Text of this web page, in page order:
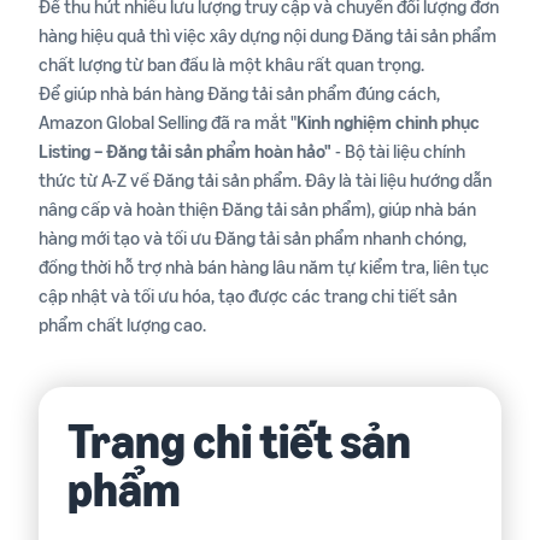
Hướng
dẫn
Nhà
bán
hàng
mới
Thư viện kiến thức bán
hàng
Cẩm nang hướng dẫn toàn
diện
hàng bởi Amazon
Đăng ký thương hiệu
Amazon Brand Registry -
dẫn
lập kế
hoạch
Lập kế hoạch kinh
doanh
Định hướng kế hoạch qua 5
Lập kế hoạch tài chính
doanh thu
Dự kiến doanh thu và tối ưu
Bảng kế hoạch doanh
thu và chi phí
Biểu mẫu P&L chi tiết
Tăng
doanh
thu
Công cụ khuyến mãi
(Coupon, Deal)
Công cụ tạo và quản lý
chương trình khuyến mãi
Quảng cáo trên
Chương trình Bệ phóng
tăng trưởng Turbo
Đào tạo chuyên sâu cho Nhà
bán hàng từ năm 2
Thanh toán
Dịch vụ hỗ trợ thanh toán và
tài chính
Xem tất cả dịch vụ
Công
cụ
Trình khám phá cơ hội
sản phẩm
Nội dung A+
Nâng cao trang sản phẩm
với video, hình ảnh, biểu đồ
so sánh,...
biến
Blog
Chia sẻ kiến thức và bí quyết
bán hàng
Tin
tức
- Sự
kiện
Global Selling
Tin tức
Cập nhật chính sách và
Ưu
đãi
10%
Đăng
ký
Để thu hút nhiều lưu lượng truy cập và chuyển đổi lượng đơn
hàng hiệu quả thì việc xây dựng nội dung Đăng tải sản phẩm
chất lượng từ ban đầu là một khâu rất quan trọng.
Để giúp nhà bán hàng Đăng tải sản phẩm đúng cách,
Amazon Global Selling đã ra mắt "Kinh nghiệm chinh phục
Listing – Đăng tải sản phẩm hoàn hảo" - Bộ tài liệu chính
thức từ A-Z về Đăng tải sản phẩm. Đây là tài liệu hướng dẫn
nâng cấp và hoàn thiện Đăng tải sản phẩm), giúp nhà bán
hàng mới tạo và tối ưu Đăng tải sản phẩm nhanh chóng,
đồng thời hỗ trợ nhà bán hàng lâu năm tự kiểm tra, liên tục
cập nhật và tối ưu hóa, tạo được các trang chi tiết sản
phẩm chất lượng cao.
Trang chi tiết sản
phẩm